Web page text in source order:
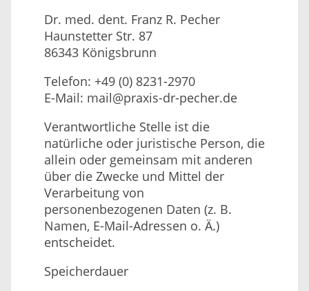
Dr. med. dent. Franz R. Pecher
Haunstetter Str. 87
86343 Königsbrunn
Telefon: +49 (0) 8231-2970
E-Mail: mail@praxis-dr-pecher.de
Verantwortliche Stelle ist die
natürliche oder juristische Person, die
allein oder gemeinsam mit anderen
über die Zwecke und Mittel der
Verarbeitung von
personenbezogenen Daten (z. B.
Namen, E-Mail-Adressen o. Ä.)
entscheidet.
Speicherdauer